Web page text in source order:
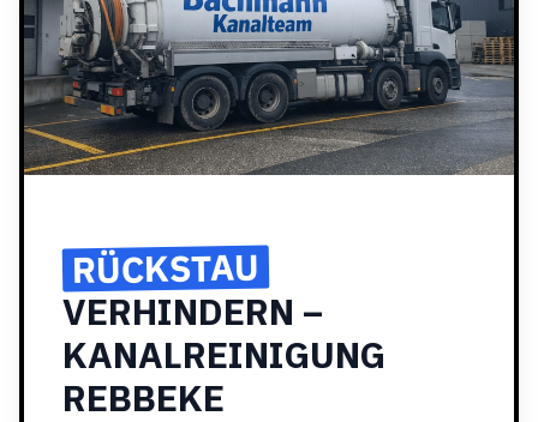
RÜCKSTAU
VERHINDERN –
KANALREINIGUNG
REBBEKE